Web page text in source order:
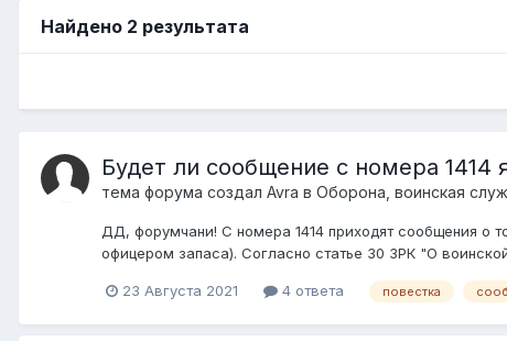
Найдено 2 результата
Будет ли сообщение с номера 1414
тема форума создал Avra в Оборона, воинская
ДД, форумчани! С номера 1414 приходят сообщения о
офицером запаса). Согласно статье 30 ЗРК "О
23 Августа 2021 4 ответа повестка